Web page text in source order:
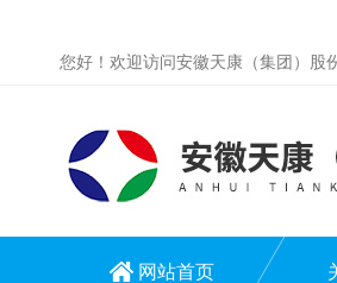
您好！欢迎访问安徽天康（集团）股
网站首页